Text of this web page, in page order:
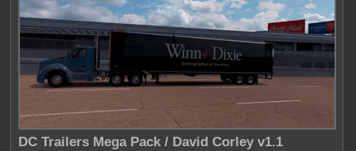
DC Trailers Mega Pack / David Corley v1.1